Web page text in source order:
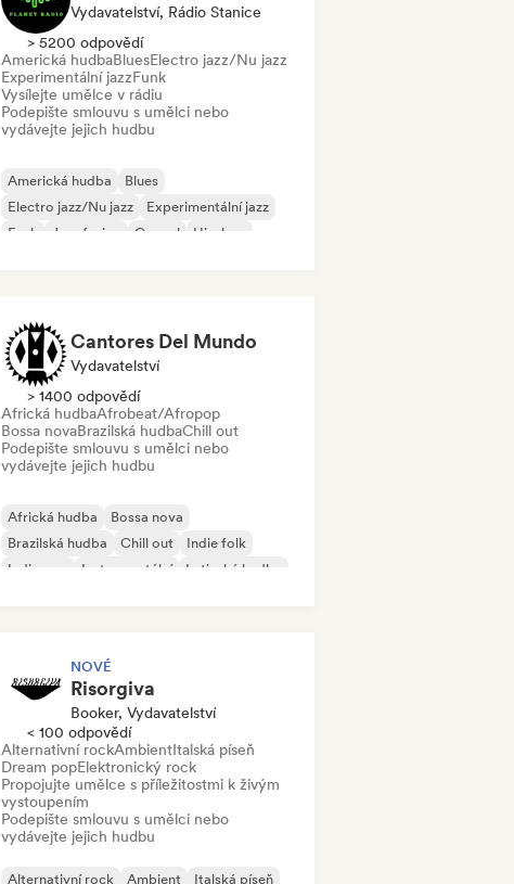
Vydavatelství, Rádio Stanice
> 5200 odpovědí
Americká hudbaBluesElectro jazz/Nu jazz
Experimentální jazzFunk
Vysílejte umělce v rádiu
Podepište smlouvu s umělci nebo
vydávejte jejich hudbu
Americká hudba
Blues
Electro jazz/Nu jazz
Experimentální jazz
Funk
Jazz fusion Gospel Hip-hop
Cantores Del Mundo
Vydavatelství
> 1400 odpovědí
Africká hudbaAfrobeat/Afropop
Bossa novaBrazilská hudbaChill out
Podepište smlouvu s umělci nebo
vydávejte jejich hudbu
Africká hudba
Bossa nova
Brazilská hudba
Chill out
Indie folk
Indie pop
Instrumentální Latinská hudba
NOVÉ
Risorgiva
Booker, Vydavatelství
< 100 odpovědí
Alternativní rockAmbientItalská píseň
Dream popElektronický rock
Propojujte umělce s příležitostmi k živým
vystoupením
Podepište smlouvu s umělci nebo
vydávejte jejich hudbu
Alternativní rock Ambient Italská píseň